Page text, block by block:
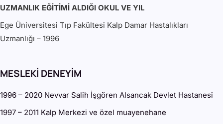
UZMANLIK EĞİTİMİ ALDIĞI OKUL VE YIL
Ege Üniversitesi Tıp Fakültesi Kalp Damar Hastalıkları
Uzmanlığı – 1996
MESLEKİ DENEYİM
1996 – 2020 Nevvar Salih İşgören Alsancak Devlet Hastanesi
1997 – 2011 Kalp Merkezi ve özel muayenehane